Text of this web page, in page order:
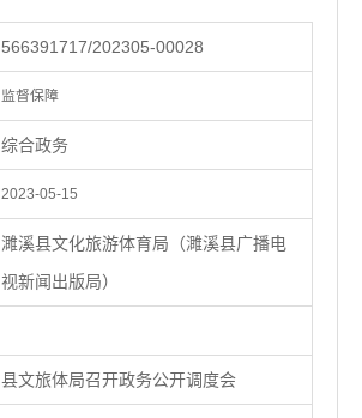
566391717/202305-00028
监督保障
综合政务
2023-05-15
濉溪县文化旅游体育局（濉溪县广播电
视新闻出版局）
县文旅体局召开政务公开调度会